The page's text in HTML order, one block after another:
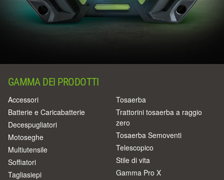
GAMMA DEI PRODOTTI
Accessori
Batterie e Caricabatterie
Decespugliatori
Motoseghe
Multiutensile
Soffiatori
Tagliasiepi
Tosaerba
Trattorini tosaerba a raggio
zero
Tosaerba Semoventi
Telescopico
Stile di vita
Gamma Pro X